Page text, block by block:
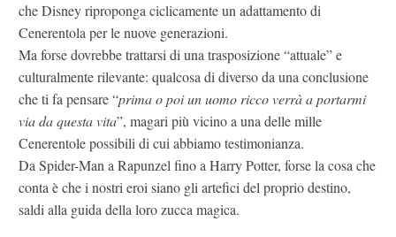
che Disney riproponga ciclicamente un adattamento di
Cenerentola per le nuove generazioni.
Ma forse dovrebbe trattarsi di una trasposizione “attuale” e
culturalmente rilevante: qualcosa di diverso da una conclusione
che ti fa pensare “prima o poi un uomo ricco verrà a portarmi
via da questa vita”, magari più vicino a una delle mille
Cenerentole possibili di cui abbiamo testimonianza.
Da Spider-Man a Rapunzel fino a Harry Potter, forse la cosa che
conta è che i nostri eroi siano gli artefici del proprio destino,
saldi alla guida della loro zucca magica.